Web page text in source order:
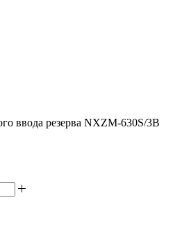
ввода резерва NXZM-630S/3B